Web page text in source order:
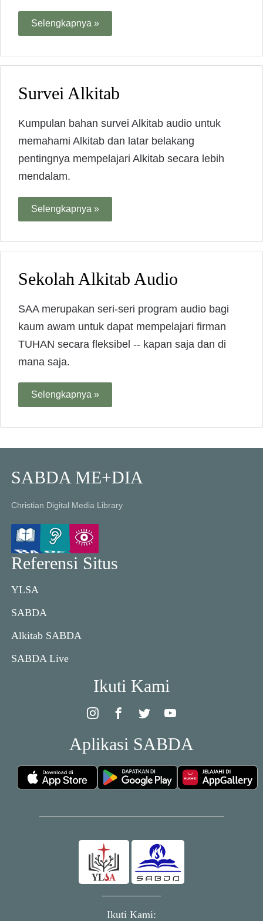
Selengkapnya »
Survei Alkitab
Kumpulan bahan survei Alkitab audio untuk
memahami Alkitab dan latar belakang
pentingnya mempelajari Alkitab secara lebih
mendalam.
Selengkapnya »
Sekolah Alkitab Audio
SAA merupakan seri-seri program audio bagi
kaum awam untuk dapat mempelajari firman
TUHAN secara fleksibel -- kapan saja dan di
mana saja.
Selengkapnya »
SABDA ME+DIA
Christian Digital Media Library
Referensi Situs
YLSA
SABDA
Alkitab SABDA
SABDA Live
Ikuti Kami
Aplikasi SABDA
Ikuti Kami: